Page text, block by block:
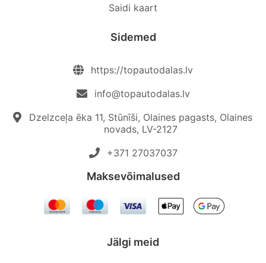
Saidi kaart
Sidemed
https://topautodalas.lv
info@topautodalas.lv
Dzelzceļa ēka 11, Stūnīši, Olaines pagasts, Olaines
novads, LV-2127
+371 27037037‬
Maksevõimalused
Jälgi meid